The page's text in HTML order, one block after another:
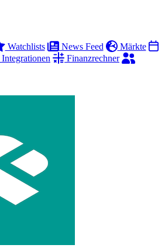
Watchlists News Feed
Märkte
Integrationen
Finanzrechner